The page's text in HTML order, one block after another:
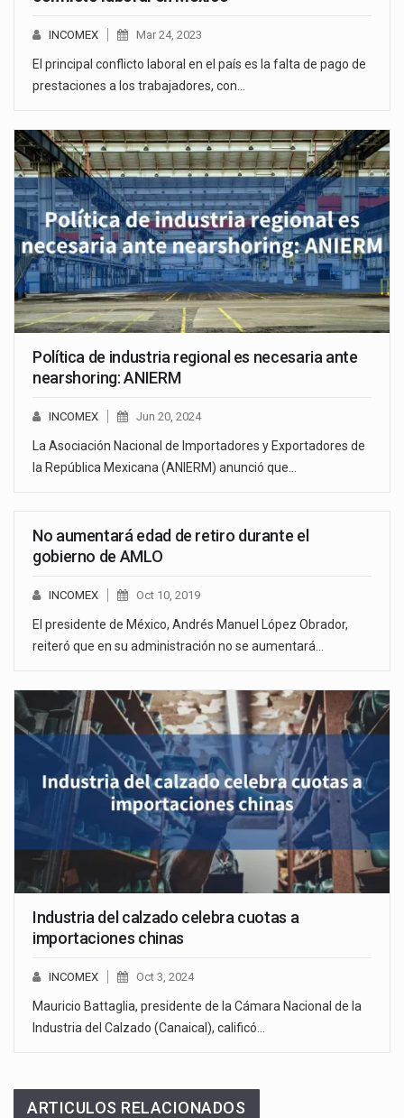
INCOMEX Mar 24, 2023
El principal conflicto laboral en el país es la falta de pago de
prestaciones a los trabajadores, con…
Política de industria regional es necesaria ante
nearshoring: ANIERM
INCOMEX Jun 20, 2024
La Asociación Nacional de Importadores y Exportadores de
la República Mexicana (ANIERM) anunció que…
No aumentará edad de retiro durante el
gobierno de AMLO
INCOMEX Oct 10, 2019
El presidente de México, Andrés Manuel López Obrador,
reiteró que en su administración no se aumentará…
Industria del calzado celebra cuotas a
importaciones chinas
INCOMEX Oct 3, 2024
Mauricio Battaglia, presidente de la Cámara Nacional de la
Industria del Calzado (Canaical), calificó…
ARTICULOS RELACIONADOS